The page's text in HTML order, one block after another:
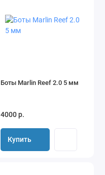
Боты Marlin Reef 2.0 5 мм
4000 р.
Купить